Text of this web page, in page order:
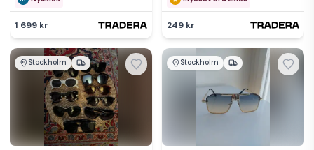
1 699 kr 249 kr
Stockholm Stockholm